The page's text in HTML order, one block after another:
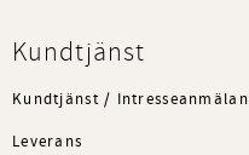
Kundtjänst
Kundtjänst / Intresseanmälan
Leverans